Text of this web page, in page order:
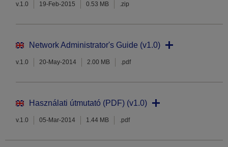
v.1.0 19-Feb-2015 0.53 MB .zip
Network Administrator's Guide (v1.0)
v.1.0 20-May-2014 2.00 MB .pdf
Használati útmutató (PDF) (v1.0)
v.1.0 05-Mar-2014 1.44 MB .pdf